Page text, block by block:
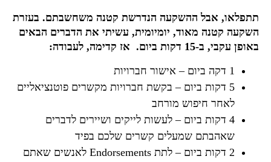
תתפלאו, אבל ההשקעה הנדרשת קטנה משחשבתם. בעזרת
השקעה קטנה מאוד, יומיומית, עשיתי את הדברים הבאים
באופן עקבי, ב-15 דקות ביום. אז קדימה, לעבודה:
1 דקה ביום – אישור חברויות
5 דקות ביום – בקשת חברויות מקשרים פוטנציאליים
לאחר חיפוש מורחב
4 דקות ביום – לעשות לייקים ושיירים לדברים
שאהבתם שמעלים קשרים שלכם בפיד
2 דקות ביום – לתת Endorsements לאנשים שאתם